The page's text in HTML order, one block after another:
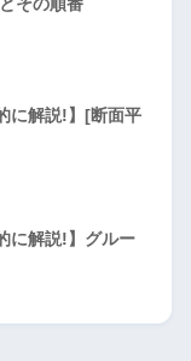
その順番
に解説!】[断面平
に解説!】グルー